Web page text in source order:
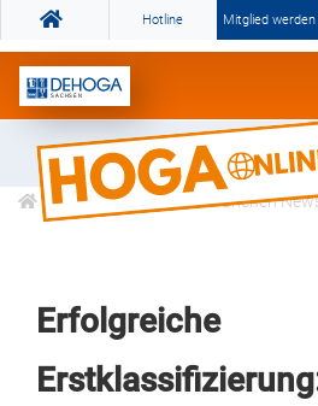
Hotline Mitglied werden
Gemeinsam
Informationen Branchen
Erfolgreiche